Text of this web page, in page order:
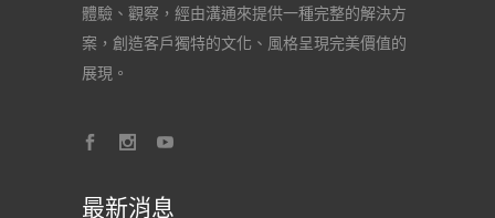
體驗、觀察，經由溝通來提供一種完整的解決方
案，創造客戶獨特的文化、風格呈現完美價值的
展現。
最新消息